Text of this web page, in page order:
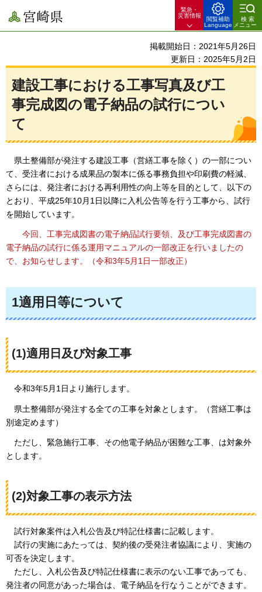
宮崎県
緊急・
災害情報
閲覧補助
Language
検索
メニュー
掲載開始日：2021年5月26日
更新日：2025年5月2日
建設工事における工事写真及び工
事完成図の電子納品の試行につい
て
県土整備部が発注する建設工事（営繕工事を除く）の一部につい
て、受注者における成果品の製本に係る事務負担や印刷費の軽減、
さらには、発注者における再利用性の向上等を目的として、以下の
とおり、平成25年10月1日以降に入札公告等を行う工事から、試行
を開始しています。
今回、工事完成図書の電子納品試行要領、及び工事完成図書の
電子納品の試行に係る運用マニュアルの一部改正を行いましたの
で、お知らせします。（令和3年5月1日一部改正）
1適用日等について
(1)適用日及び対象工事
令和3年5月1日より施行します。
県土整備部が発注する全ての工事を対象とします。（営繕工事は
別途定めます）
ただし、緊急施行工事、その他電子納品が困難な工事、は対象外
とします。
(2)対象工事の表示方法
試行対象案件は 入札公告及び特記仕様書に記載します。
試行の実施にあたっては、契約後の受発注者協議により、実施の
可否を決定します。
ただし、
入札公告及び特記仕様書に表示のない工事であっても、
発注者の同意があった場合は、電子納品を行なうことができます。